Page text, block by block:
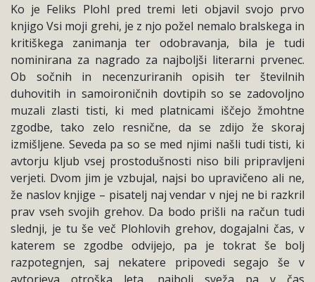
Ko je Feliks Plohl pred tremi leti objavil svojo prvo
knjigo Vsi moji grehi, je z njo požel nemalo bralskega in
kritiškega zanimanja ter odobravanja, bila je tudi
nominirana za nagrado za najboljši literarni prvenec.
Ob sočnih in necenzuriranih opisih ter številnih
duhovitih in samoironičnih dovtipih so se zadovoljno
muzali zlasti tisti, ki med platnicami iščejo žmohtne
zgodbe, tako zelo resnične, da se zdijo že skoraj
izmišljene. Seveda pa so se med njimi našli tudi tisti, ki
avtorju kljub vsej prostodušnosti niso bili pripravljeni
verjeti. Dvom jim je vzbujal, najsi bo upravičeno ali ne,
že naslov knjige – pisatelj naj vendar v njej ne bi razkril
prav vseh svojih grehov. Da bodo prišli na račun tudi
slednji, je tu še več Plohlovih grehov, dogajalni čas, v
katerem se zgodbe odvijejo, pa je tokrat še bolj
razpotegnjen, saj nekatere pripovedi segajo še v